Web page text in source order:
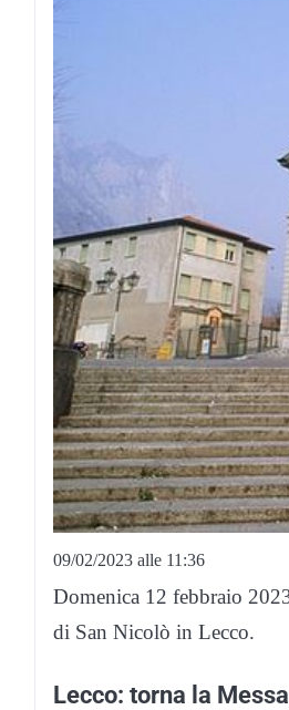
09/02/2023 alle 11:36
Domenica 12 febbraio
di San Nicolò in Lecco.
Lecco: torna la